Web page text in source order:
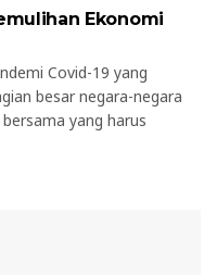
Ekonomi
Covid-19 yang
besar negara-negara
yang harus